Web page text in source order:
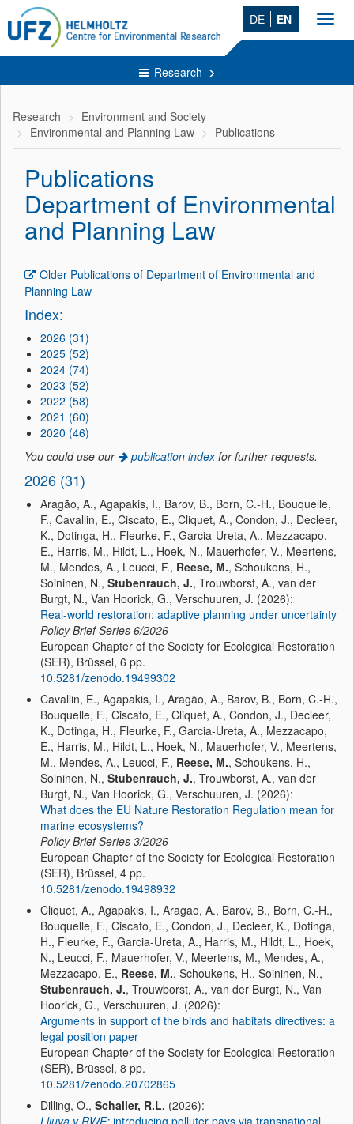
DE EN
Research
Research
Environment and Society
Environmental and Planning Law
Publications
Publications
Department of Environmental
and Planning Law
Older Publications of Department of Environmental and
Planning Law
Index:
2026 (31)
2025 (52)
2024 (74)
2023 (52)
2022 (58)
2021 (60)
2020 (46)
You could use our
publication indexfor further requests.
2026 (31)
Aragão, A., Agapakis, I., Barov, B., Born, C.-H., Bouquelle,
F., Cavallin, E., Ciscato, E., Cliquet, A., Condon, J., Decleer,
K., Dotinga, H., Fleurke, F., Garcia-Ureta, A., Mezzacapo,
E., Harris, M., Hildt, L., Hoek, N., Mauerhofer, V., Meertens,
M., Mendes, A., Leucci, F., Reese, M., Schoukens, H.,
Soininen, N., Stubenrauch, J., Trouwborst, A., van der
Burgt, N., Van Hoorick, G., Verschuuren, J. (2026):
Real-world restoration: adaptive planning under uncertainty
Policy Brief Series 6/2026
European Chapter of the Society for Ecological Restoration
(SER), Brüssel, 6 pp.
10.5281/zenodo.19499302
Cavallin, E., Agapakis, I., Aragão, A., Barov, B., Born, C.-H.,
Bouquelle, F., Ciscato, E., Cliquet, A., Condon, J., Decleer,
K., Dotinga, H., Fleurke, F., Garcia-Ureta, A., Mezzacapo,
E., Harris, M., Hildt, L., Hoek, N., Mauerhofer, V., Meertens,
M., Mendes, A., Leucci, F., Reese, M., Schoukens, H.,
Soininen, N., Stubenrauch, J., Trouwborst, A., van der
Burgt, N., Van Hoorick, G., Verschuuren, J. (2026):
What does the EU Nature Restoration Regulation mean for
marine ecosystems?
Policy Brief Series 3/2026
European Chapter of the Society for Ecological Restoration
(SER), Brüssel, 4 pp.
10.5281/zenodo.19498932
Cliquet, A., Agapakis, I., Aragao, A., Barov, B., Born, C.-H.,
Bouquelle, F., Ciscato, E., Condon, J., Decleer, K., Dotinga,
H., Fleurke, F., Garcia-Ureta, A., Harris, M., Hildt, L., Hoek,
N., Leucci, F., Mauerhofer, V., Meertens, M., Mendes, A.,
Mezzacapo, E., Reese, M., Schoukens, H., Soininen, N.,
Stubenrauch, J., Trouwborst, A., van der Burgt, N., Van
Hoorick, G., Verschuuren, J. (2026):
Arguments in support of the birds and habitats directives: a
legal position paper
European Chapter of the Society for Ecological Restoration
(SER), Brüssel, 8 pp.
10.5281/zenodo.20702865
Dilling, O., Schaller, R.L. (2026):
Lliuya v RWE: introducing polluter pays via transnational